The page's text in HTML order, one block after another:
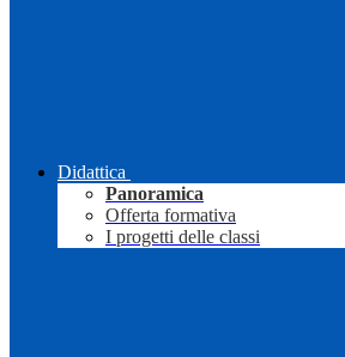
Didattica
Panoramica
Offerta formativa
I progetti delle classi